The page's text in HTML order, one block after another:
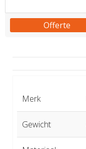
Offerte
Merk
Gewicht